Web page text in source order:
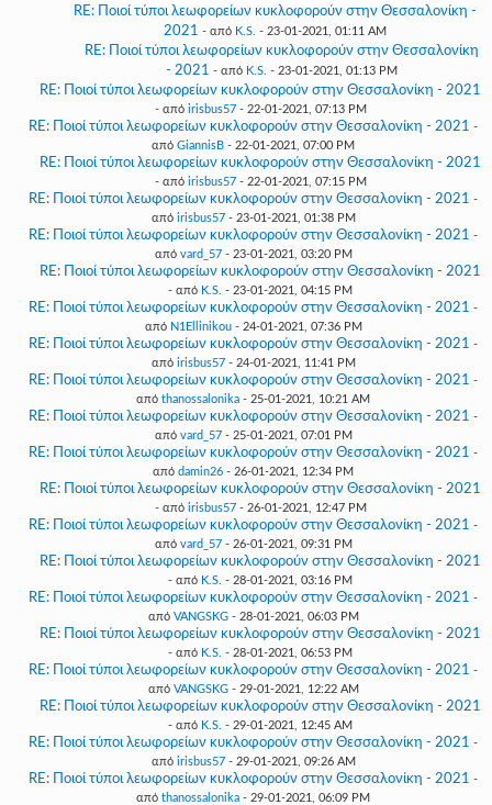
RE: Ποιοί τύποι λεωφορείων κυκλοφορούν στην Θεσσαλονίκη -
2021 - από K.S. - 23-01-2021, 01:11 AM
RE: Ποιοί τύποι λεωφορείων κυκλοφορούν στην Θεσσαλονίκη
- 2021 - από K.S. - 23-01-2021, 01:13 PM
RE: Ποιοί τύποι λεωφορείων κυκλοφορούν στην Θεσσαλονίκη - 2021
- από irisbus57- 22-01-2021, 07:13 PM
RE: Ποιοί τύποι λεωφορείων κυκλοφορούν στην Θεσσαλονίκη - 2021 -
από GiannisB - 22-01-2021, 07:00 PM
RE: Ποιοί τύποι λεωφορείων κυκλοφορούν στην Θεσσαλονίκη - 2021
- από irisbus57- 22-01-2021, 07:15 PM
RE: Ποιοί τύποι λεωφορείων κυκλοφορούν στην Θεσσαλονίκη - 2021 -
από irisbus57- 23-01-2021, 01:38 PM
RE: Ποιοί τύποι λεωφορείων κυκλοφορούν στην Θεσσαλονίκη - 2021 -
από vard_57- 23-01-2021, 03:20 PM
RE: Ποιοί τύποι λεωφορείων κυκλοφορούν στην Θεσσαλονίκη - 2021
- από K.S. - 23-01-2021, 04:15 PM
RE: Ποιοί τύποι λεωφορείων κυκλοφορούν στην Θεσσαλονίκη - 2021 -
από N1Ellinikou- 24-01-2021, 07:36 PM
RE: Ποιοί τύποι λεωφορείων κυκλοφορούν στην Θεσσαλονίκη - 2021 -
από irisbus57- 24-01-2021, 11:41 PM
RE: Ποιοί τύποι λεωφορείων κυκλοφορούν στην Θεσσαλονίκη - 2021 -
από thanossalonika - 25-01-2021, 10:21 AM
RE: Ποιοί τύποι λεωφορείων κυκλοφορούν στην Θεσσαλονίκη - 2021 -
από vard_57- 25-01-2021, 07:01 PM
RE: Ποιοί τύποι λεωφορείων κυκλοφορούν στην Θεσσαλονίκη - 2021 -
από damin26 - 26-01-2021, 12:34 PM
RE: Ποιοί τύποι λεωφορείων κυκλοφορούν στην Θεσσαλονίκη - 2021
- από irisbus57- 26-01-2021, 12:47 PM
RE: Ποιοί τύποι λεωφορείων κυκλοφορούν στην Θεσσαλονίκη - 2021 -
από vard_57- 26-01-2021, 09:31 PM
RE: Ποιοί τύποι λεωφορείων κυκλοφορούν στην Θεσσαλονίκη - 2021
- από K.S. - 28-01-2021, 03:16 PM
RE: Ποιοί τύποι λεωφορείων κυκλοφορούν στην Θεσσαλονίκη - 2021 -
από VANGSKG- 28-01-2021, 06:03 PM
RE: Ποιοί τύποι λεωφορείων κυκλοφορούν στην Θεσσαλονίκη - 2021
- από K.S. - 28-01-2021, 06:53 PM
RE: Ποιοί τύποι λεωφορείων κυκλοφορούν στην Θεσσαλονίκη - 2021 -
από VANGSKG- 29-01-2021, 12:22 AM
RE: Ποιοί τύποι λεωφορείων κυκλοφορούν στην Θεσσαλονίκη - 2021
- από K.S. - 29-01-2021, 12:45 AM
RE: Ποιοί τύποι λεωφορείων κυκλοφορούν στην Θεσσαλονίκη - 2021 -
από irisbus57- 29-01-2021, 09:26 AM
RE: Ποιοί τύποι λεωφορείων κυκλοφορούν στην Θεσσαλονίκη - 2021 -
από thanossalonika - 29-01-2021, 06:09 PM